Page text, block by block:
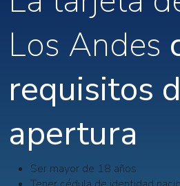
Los Andes
requisitos
apertura
Ser mayor de 18 años